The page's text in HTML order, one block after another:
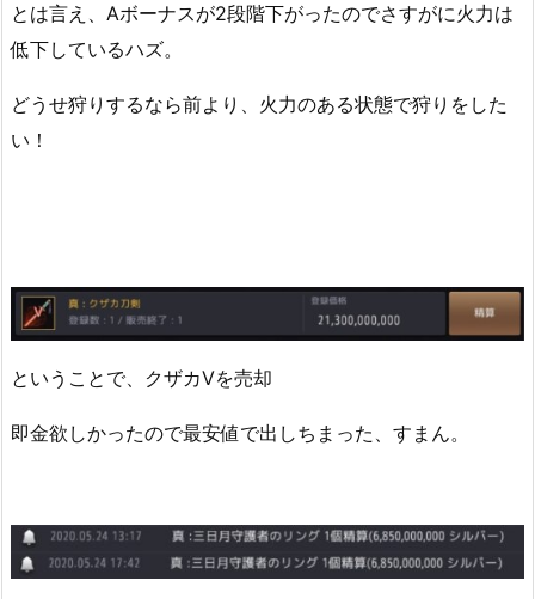
とは言え、Aボーナスが2段階下がったのでさすがに火力は
低下しているハズ。
どうせ狩りするなら前より、火力のある状態で狩りをした
い！
ということで、クザカⅤを売却
即金欲しかったので最安値で出しちまった、すまん。